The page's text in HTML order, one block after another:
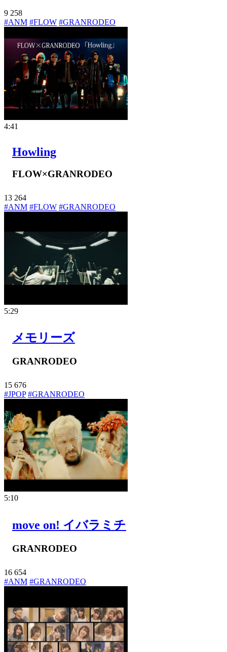
9 258
#ANM #FLOW #GRANRODEO
4:41
Howling
FLOW×GRANRODEO
13 264
#ANM #FLOW #GRANRODEO
5:29
メモリーズ
GRANRODEO
15 676
#JPOP #GRANRODEO
5:10
move on! イバラミチ
GRANRODEO
16 654
#ANM #GRANRODEO